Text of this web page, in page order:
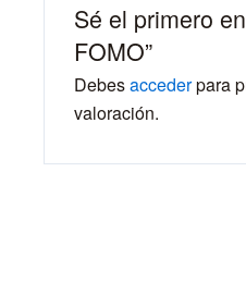
Sé el primero
FOMO”
Debesaccederpara
valoración.